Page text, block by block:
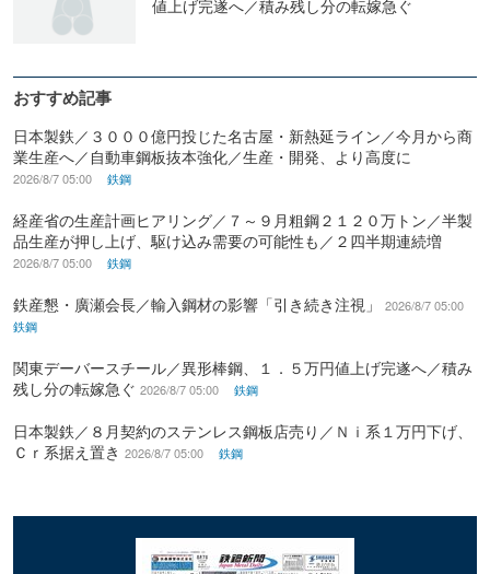
値上げ完遂へ／積み残し分の転嫁急ぐ
おすすめ記事
日本製鉄／３０００億円投じた名古屋・新熱延ライン／今月から商
業生産へ／自動車鋼板抜本強化／生産・開発、より高度に
2026/8/7 05:00 鉄鋼
経産省の生産計画ヒアリング／７～９月粗鋼２１２０万トン／半製
品生産が押し上げ、駆け込み需要の可能性も／２四半期連続増
2026/8/7 05:00 鉄鋼
鉄産懇・廣瀬会長／輸入鋼材の影響「引き続き注視」
2026/8/7 05:00
鉄鋼
関東デーバースチール／異形棒鋼、１．５万円値上げ完遂へ／積み
残し分の転嫁急ぐ 2026/8/7 05:00 鉄鋼
日本製鉄／８月契約のステンレス鋼板店売り／Ｎｉ系１万円下げ、
Ｃｒ系据え置き 2026/8/7 05:00 鉄鋼